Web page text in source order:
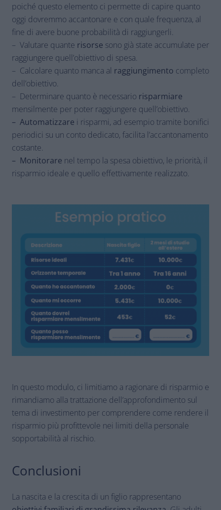
poiché questo elemento ci permette di capire quanto
oggi dovremmo accantonare e con quale frequenza, al
fine di avere buone probabilità di raggiungerli.
– Valutare quante risorse sono già state accumulate per
raggiungere quell’obiettivo di spesa.
– Calcolare quanto manca al raggiungimento completo
dell’obiettivo.
– Determinare quanto è necessario risparmiare
mensilmente per poter raggiungere quell’obiettivo.
– Automatizzare i risparmi, ad esempio tramite bonifici
periodici su un conto dedicato, facilita l’accantonamento
costante.
– Monitorare nel tempo la spesa obiettivo, le priorità, il
risparmio ideale e quello effettivamente realizzato.
In questo modulo, ci limitiamo a ragionare di risparmio e
rimandiamo alla trattazione dell’approfondimento sul
tema di investimento per comprendere come rendere il
risparmio più profittevole nei limiti della personale
sopportabilità al rischio.
Conclusioni
La nascita e la crescita di un figlio rappresentano